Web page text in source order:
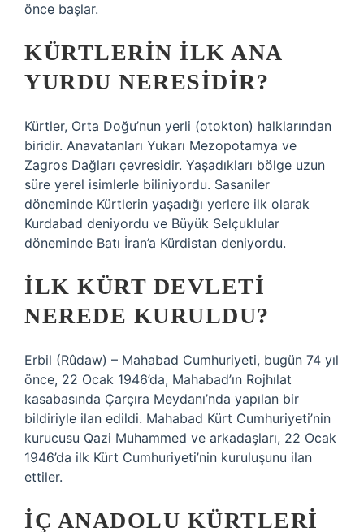
önce başlar.
KÜRTLERIN ILK ANA
YURDU NERESIDIR?
Kürtler, Orta Doğu’nun yerli (otokton) halklarından
biridir. Anavatanları Yukarı Mezopotamya ve
Zagros Dağları çevresidir. Yaşadıkları bölge uzun
süre yerel isimlerle biliniyordu. Sasaniler
döneminde Kürtlerin yaşadığı yerlere ilk olarak
Kurdabad deniyordu ve Büyük Selçuklular
döneminde Batı İran’a Kürdistan deniyordu.
İLK KÜRT DEVLETI
NEREDE KURULDU?
Erbil (Rûdaw) – Mahabad Cumhuriyeti, bugün 74 yıl
önce, 22 Ocak 1946’da, Mahabad’ın Rojhılat
kasabasında Çarçıra Meydanı’nda yapılan bir
bildiriyle ilan edildi. Mahabad Kürt Cumhuriyeti’nin
kurucusu Qazi Muhammed ve arkadaşları, 22 Ocak
1946’da ilk Kürt Cumhuriyeti’nin kuruluşunu ilan
ettiler.
İÇ ANADOLU KÜRTLERI